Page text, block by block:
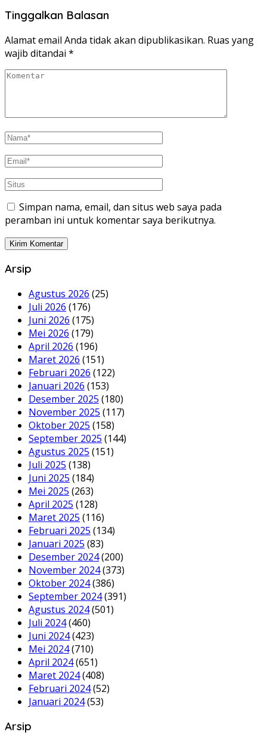
Tinggalkan Balasan
Alamat email Anda tidak akan dipublikasikan. Ruas yang
wajib ditandai *
Simpan nama, email, dan situs web saya pada
peramban ini untuk komentar saya berikutnya.
Arsip
Agustus 2026 (25)
Juli 2026 (176)
Juni 2026 (175)
Mei 2026 (179)
April 2026 (196)
Maret 2026 (151)
Februari 2026 (122)
Januari 2026 (153)
Desember 2025 (180)
November 2025 (117)
Oktober 2025 (158)
September 2025 (144)
Agustus 2025 (151)
Juli 2025 (138)
Juni 2025 (184)
Mei 2025 (263)
April 2025 (128)
Maret 2025 (116)
Februari 2025 (134)
Januari 2025 (83)
Desember 2024(200)
November 2024(373)
Oktober 2024(386)
September 2024(391)
Agustus 2024(501)
Juli 2024(460)
Juni 2024(423)
Mei 2024(710)
April 2024(651)
Maret 2024(408)
Februari 2024(52)
Januari 2024(53)
Arsip